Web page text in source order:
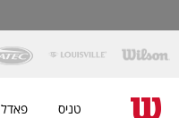
טניס פאדל